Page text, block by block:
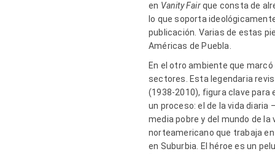
en Vanity Fairque consta de
lo que soporta
publicación. Varias de estas
Américas de Puebla.
En el otro ambiente que
sectores. Esta legendaria
(1938-2010), figura clave
un proceso: el de la vida
media pobre y del mundo de
norteamericano que trabaja
en Suburbia. El héroe es un